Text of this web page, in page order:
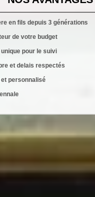
en fils depuis 3 générations
de votre budget
pour le suivi
et delais respectés
personnalisé